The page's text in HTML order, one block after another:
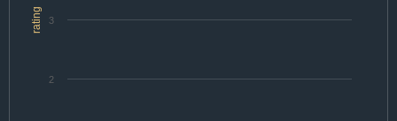
rating
2
3